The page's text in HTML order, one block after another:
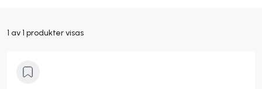
1 av 1 produkter visas